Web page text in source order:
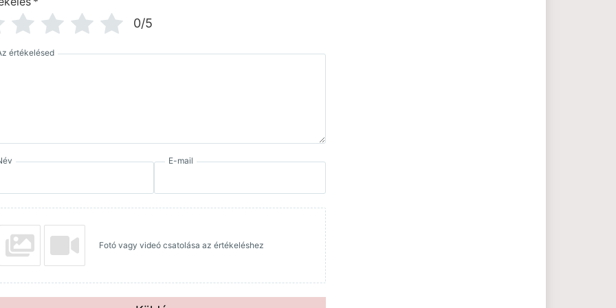
0/5
értékelésed
E-mail
Fotó vagy videó csatolása az értékeléshez